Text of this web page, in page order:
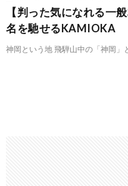
【判った気になれる一
名を馳せるKAMIOKA
神岡という地 飛騨山中の「神岡」